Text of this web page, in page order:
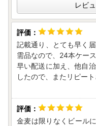
レビ
記載通り、とても早く
需品なので、24本ケー
早い配送に加え、他自
したので、またリピー
金麦は限りなくビール